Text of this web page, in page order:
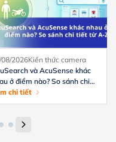
2026Kiến thức camera
và AcuSense khác
ở điểm nào? So sánh chi
từ A-Z
chi tiết